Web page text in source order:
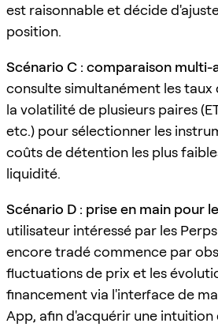
est raisonnable et décide
position.
Scénario C : comparaison multi-
consulte simultanément les
la volatilité de plusieurs paires
etc.) pour sélectionner les
coûts de détention les plus
liquidité.
Scénario D : prise en main pour
utilisateur intéressé par les
encore tradé commence par
fluctuations de prix et les
financement via l'interface de
App, afin d'acquérir une